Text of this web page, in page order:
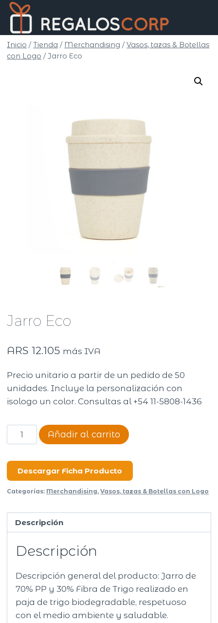
Saltar
contenido
Inicio / Tienda / Merchandising / Vasos, tazas & Botellas
con Logo / Jarro Eco
Jarro Eco
ARS 12.105 más IVA
Precio unitario a partir de un pedido de 50
unidades. Incluye la personalización con
isologo un color. Consultas al +54 11-5808-1436
Jarro
Eco
Añadir al carrito
Descargar Ficha Producto
Categorías: Merchandising,Vasos, tazas & Botellas con Logo
Descripción
Descripción
Descripción general del producto: Jarro de
70% PP y 30% Fibra de Trigo realizado en
paja de trigo biodegradable, respetuoso
con el medio ambiente y saludable.